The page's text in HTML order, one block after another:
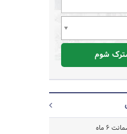
شوم
6 ماه